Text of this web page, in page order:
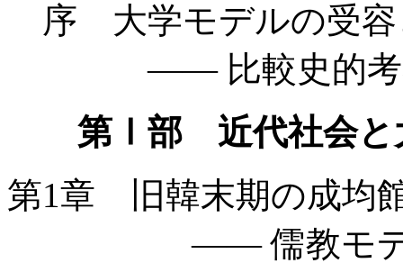
序 大学モデルの受容
—— 比較史的考
第Ⅰ部 近代社会と
第1章 旧韓末期の成均
—— 儒教モデル